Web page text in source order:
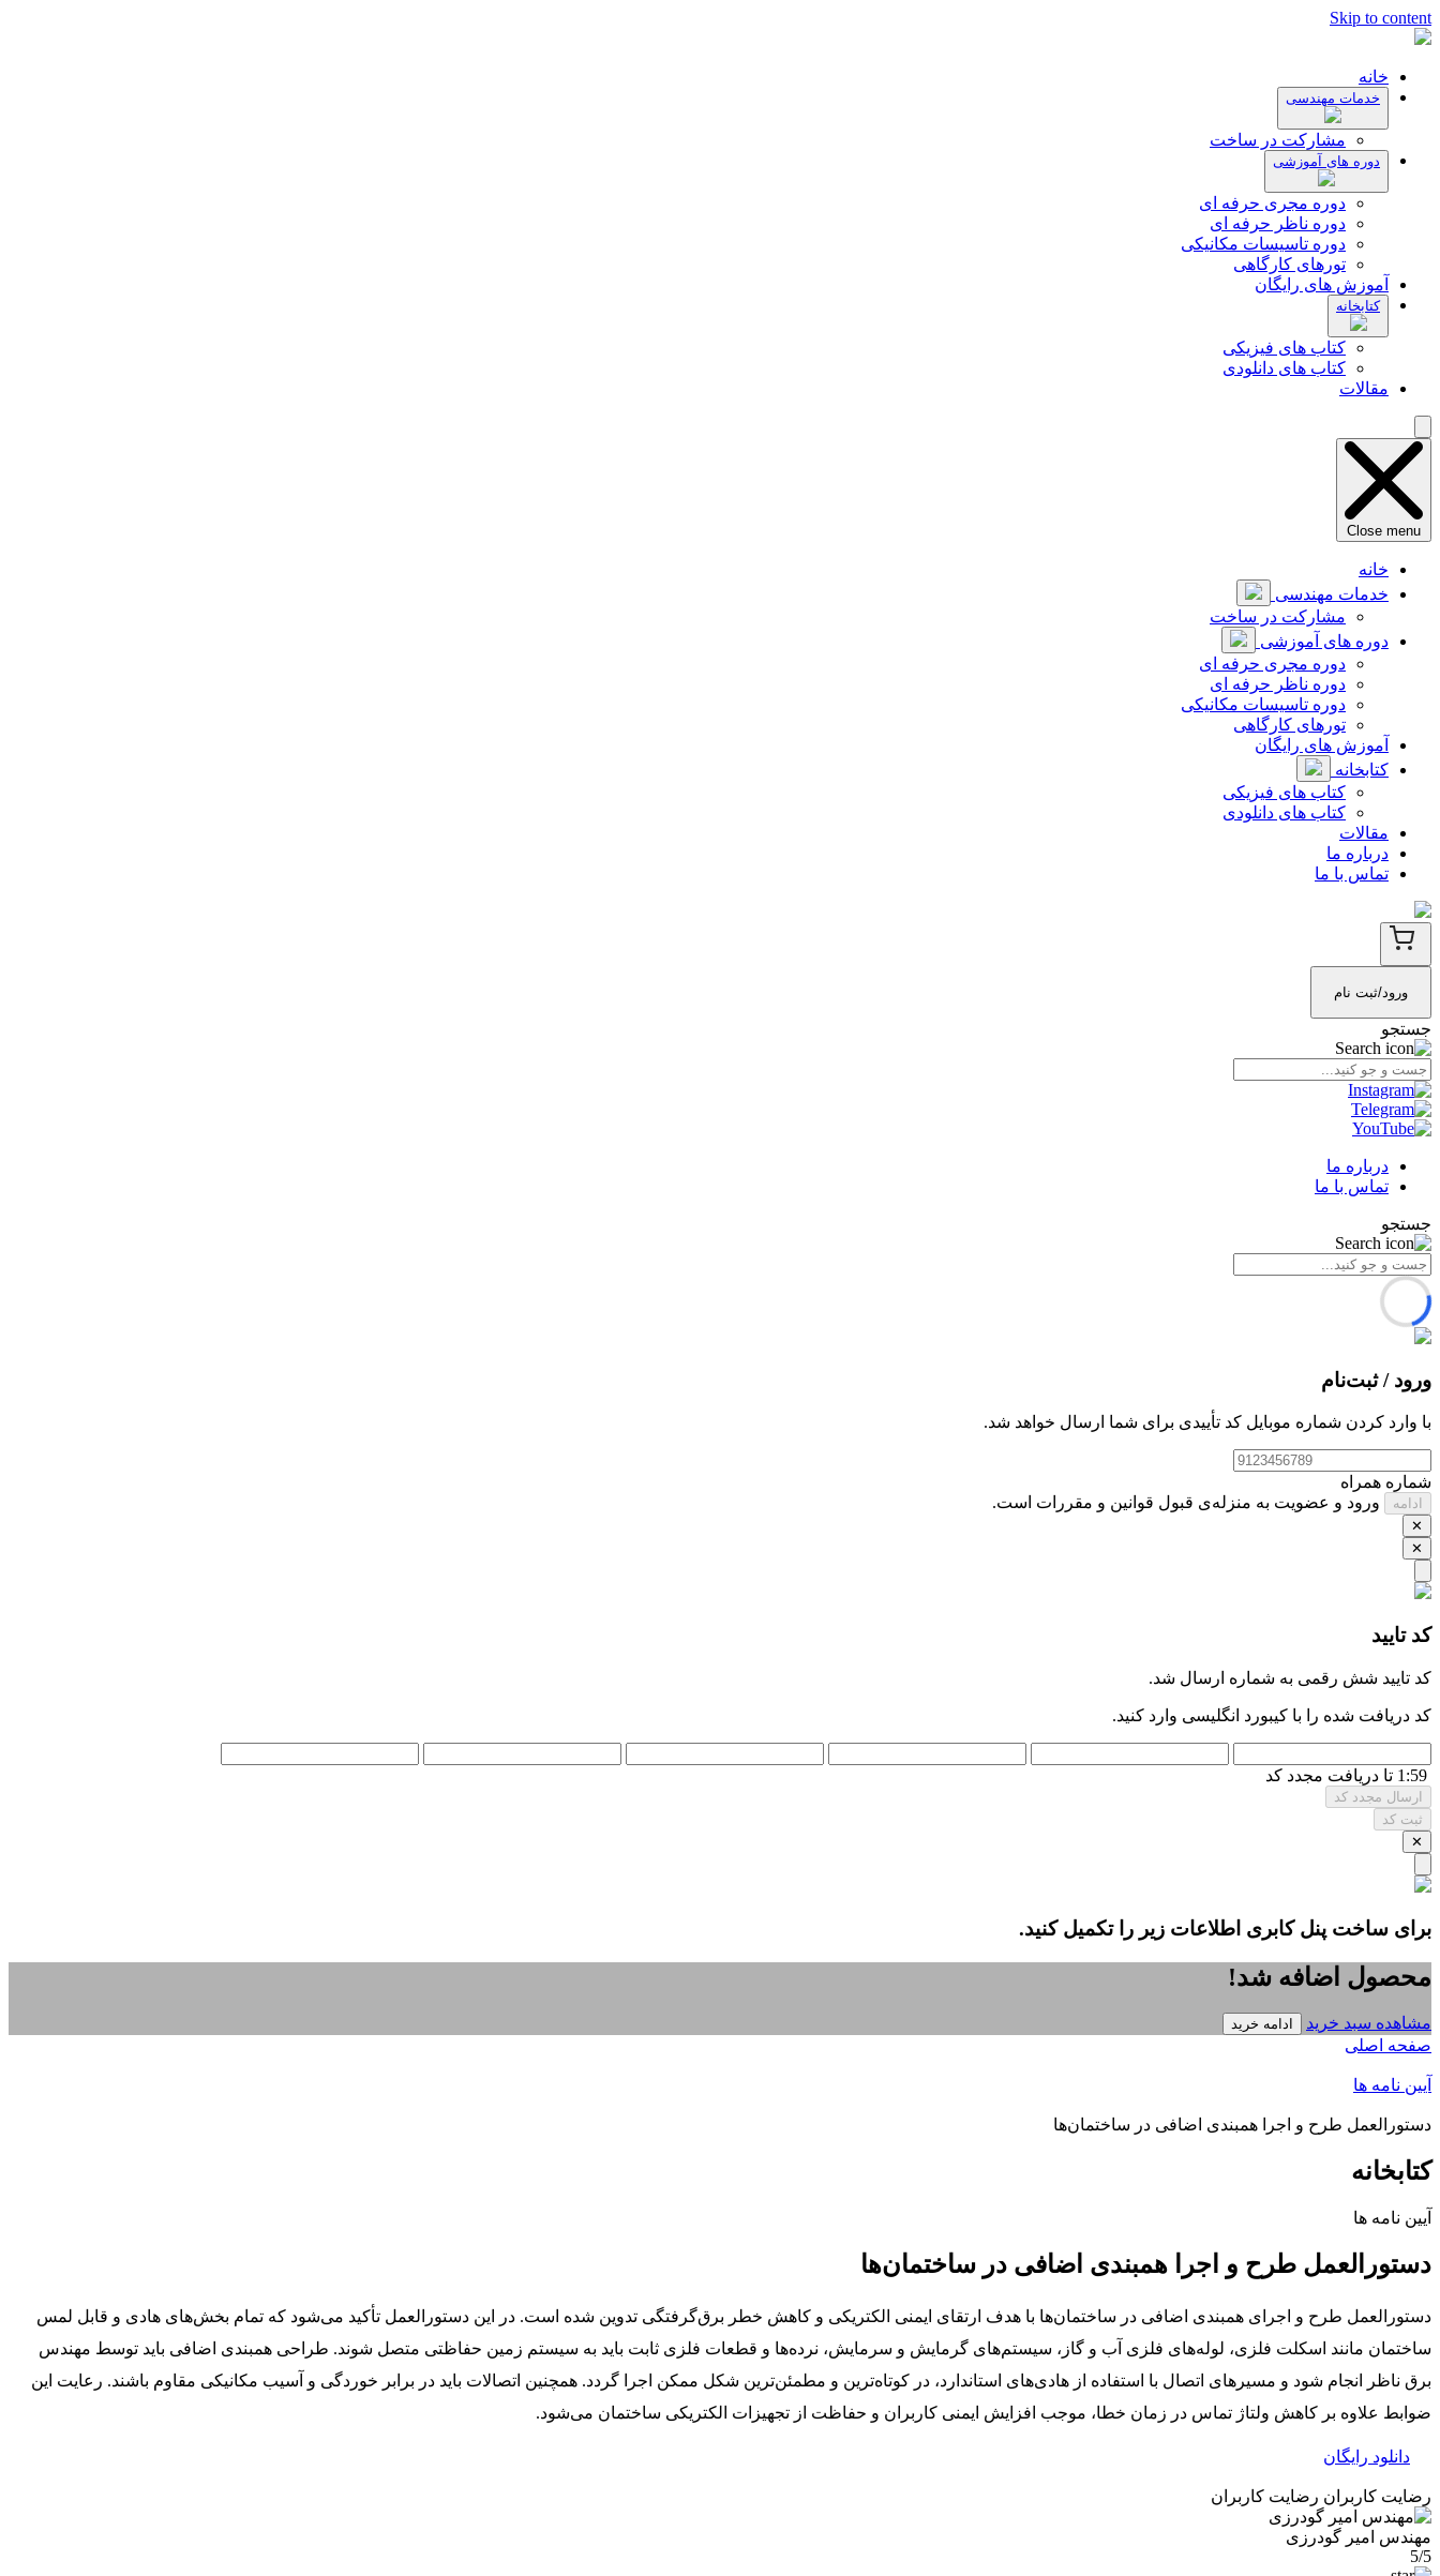
Skip to content
خانه
خدمات مهندسی
مشارکت در ساخت
دوره های آموزشی
دوره مجری حرفه ای
دوره ناظر حرفه ای
دوره تاسیسات مکانیکی
تورهای کارگاهی
آموزش های رایگان
کتابخانه
کتاب های فیزیکی
کتاب های دانلودی
مقالات
Close menu
خانه
خدمات مهندسی
مشارکت در ساخت
دوره های آموزشی
دوره مجری حرفه ای
دوره ناظر حرفه ای
دوره تاسیسات مکانیکی
تورهای کارگاهی
آموزش های رایگان
کتابخانه
کتاب های فیزیکی
کتاب های دانلودی
مقالات
درباره ما
تماس با ما
ورود/ثبت نام
جستجو
درباره ما
تماس با ما
جستجو
ورود / ثبت‌نام
با وارد کردن شماره موبایل کد تأییدی برای شما ارسال خواهد شد.
شماره همراه
ادامه ورود و عضویت به منزله‌ی قبول قوانین و مقررات است.
✕
✕
کد تایید
کد تایید شش ‌رقمی به شماره ارسال شد.
کد دریافت شده را با کیبورد انگلیسی وارد کنید.
1:59 تا دریافت مجدد کد
ارسال مجدد کد
ثبت کد
✕
برای ساخت پنل کابری اطلاعات زیر را تکمیل کنید.
محصول اضافه شد!
مشاهده سبد خرید ادامه خرید
صفحه اصلی
آیین نامه ها
دستورالعمل طرح و اجرا همبندی اضافی در ساختمان‌ها
کتابخانه
آیین نامه ها
دستورالعمل طرح و اجرا همبندی اضافی در ساختمان‌ها
دستورالعمل طرح و اجرای همبندی اضافی در ساختمان‌ها با هدف ارتقای ایمنی الکتریکی و کاهش خطر برق‌گرفتگی تدوین شده است. در این دستورالعمل تأکید می‌شود که تمام بخش‌های هادی و قابل لمس
ساختمان مانند اسکلت فلزی، لوله‌های فلزی آب و گاز، سیستم‌های گرمایش و سرمایش، نرده‌ها و قطعات فلزی ثابت باید به سیستم زمین حفاظتی متصل شوند. طراحی همبندی اضافی باید توسط مهندس
برق ناظر انجام شود و مسیرهای اتصال با استفاده از هادی‌های استاندارد، در کوتاه‌ترین و مطمئن‌ترین شکل ممکن اجرا گردد. همچنین اتصالات باید در برابر خوردگی و آسیب مکانیکی مقاوم باشند. رعایت این
ضوابط علاوه بر کاهش ولتاژ تماس در زمان خطا، موجب افزایش ایمنی کاربران و حفاظت از تجهیزات الکتریکی ساختمان می‌شود.
دانلود رایگان
رضایت کاربران رضایت کاربران
مهندس امیر گودرزی
5/5